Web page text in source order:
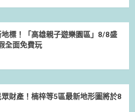
標！「高雄親子遊樂園區」8/8盛
全面免費玩
財產！楠梓等5區最新地形圖將於8